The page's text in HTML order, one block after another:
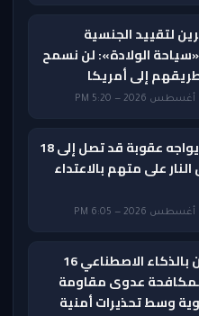
لتقييد الجنسية
الولادة»: لن نسمح
طريقهم إلى أمريكا
أب من أوهايو يواجه عقوبة قد تصل إلى 18
على متهم بالاعتداء
علماء يصممون بالذكاء الاصطناعي 16
لمكافحة عدوى مقاومة
وسط تحذيرات أمنية